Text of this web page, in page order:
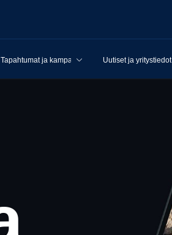
Tapahtumat ja kampanjat Uutiset ja yritystiedot